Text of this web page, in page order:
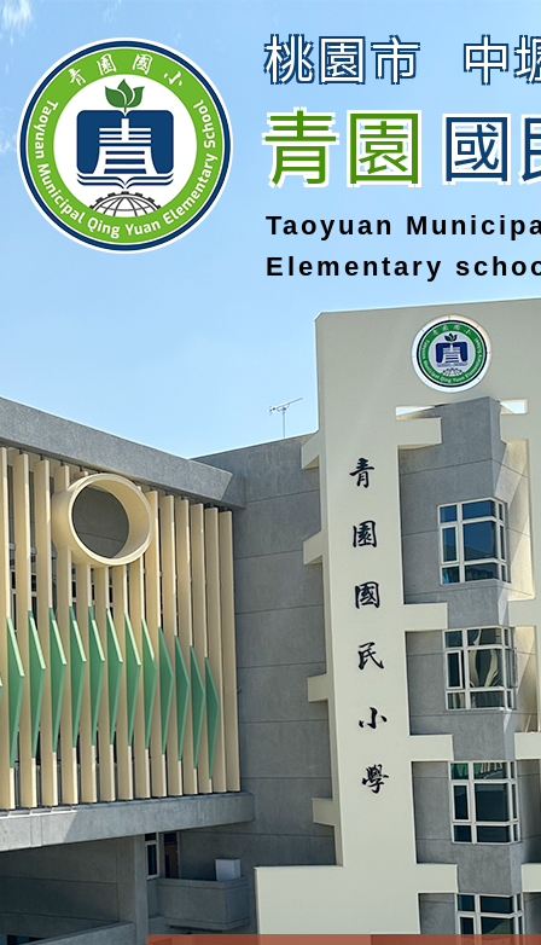
桃園市 中
青園國
Taoyuan
Elementary